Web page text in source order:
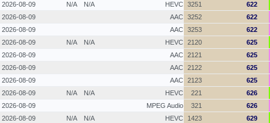
622
3251
HEVC
N/A
N/A
2026-08-09
622
3252
AAC
2026-08-09
622
3253
AAC
2026-08-09
625
2120
HEVC
N/A
N/A
2026-08-09
625
2121
AAC
2026-08-09
625
2122
AAC
2026-08-09
625
2123
AAC
2026-08-09
626
221
HEVC
N/A
N/A
2026-08-09
626
321
MPEG Audio
2026-08-09
629
1423
HEVC
N/A
N/A
2026-08-09